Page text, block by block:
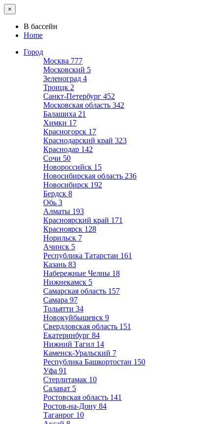
×
В бассейн
Home
Город
Москва 777
Московский 5
Зеленоград 4
Троицк 2
Санкт-Петербург 452
Московская область 342
Балашиха 21
Химки 17
Красногорск 17
Краснодарский край 323
Краснодар 142
Сочи 50
Новороссийск 15
Новосибирская область 236
Новосибирск 192
Бердск 8
Обь 3
Алматы 193
Красноярский край 171
Красноярск 128
Норильск 7
Ачинск 5
Республика Татарстан 161
Казань 83
Набережные Челны 18
Нижнекамск 5
Самарская область 157
Самара 97
Тольятти 34
Новокуйбышевск 9
Свердловская область 151
Екатеринбург 84
Нижний Тагил 14
Каменск-Уральский 7
Республика Башкортостан 150
Уфа 91
Стерлитамак 10
Салават 5
Ростовская область 141
Ростов-на-Дону 84
Таганрог 10